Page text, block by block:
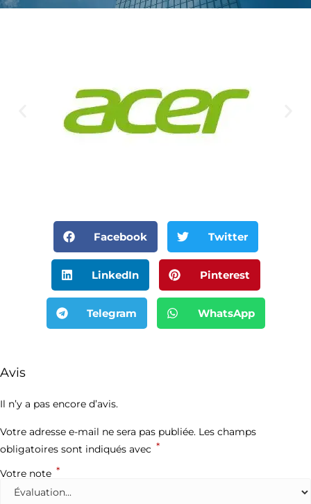
Facebook Twitter
LinkedIn Pinterest
Telegram WhatsApp
Avis
Il n’y a pas encore d’avis.
Votre adresse e-mail ne sera pas publiée. Les champs
obligatoires sont indiqués avec *
Votre note *